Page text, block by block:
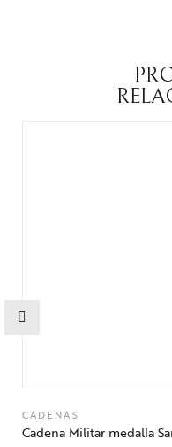
CADENAS
Cadena Militar medalla